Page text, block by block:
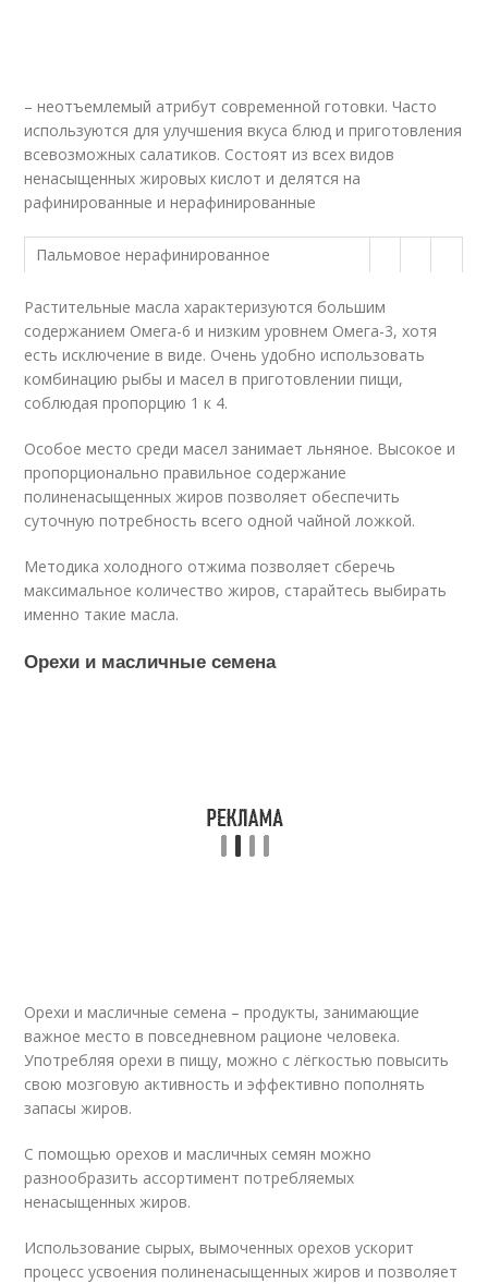
– неотъемлемый атрибут современной готовки. Часто
используются для улучшения вкуса блюд и приготовления
всевозможных салатиков. Состоят из всех видов
ненасыщенных жировых кислот и делятся на
рафинированные и нерафинированные
Пальмовое нерафинированное
Растительные масла характеризуются большим
содержанием Омега-6 и низким уровнем Омега-3, хотя
есть исключение в виде. Очень удобно использовать
комбинацию рыбы и масел в приготовлении пищи,
соблюдая пропорцию 1 к 4.
Особое место среди масел занимает льняное. Высокое и
пропорционально правильное содержание
полиненасыщенных жиров позволяет обеспечить
суточную потребность всего одной чайной ложкой.
Методика холодного отжима позволяет сберечь
максимальное количество жиров, старайтесь выбирать
именно такие масла.
Орехи и масличные семена
Орехи и масличные семена – продукты, занимающие
важное место в повседневном рационе человека.
Употребляя орехи в пищу, можно с лёгкостью повысить
свою мозговую активность и эффективно пополнять
запасы жиров.
С помощью орехов и масличных семян можно
разнообразить ассортимент потребляемых
ненасыщенных жиров.
Использование сырых, вымоченных орехов ускорит
процесс усвоения полиненасыщенных жиров и позволяет